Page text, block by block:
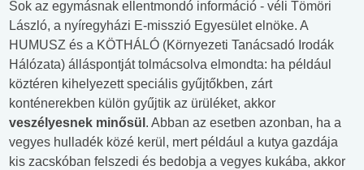
Sok az egymásnak ellentmondó információ - véli Tömöri
László, a nyíregyházi E-misszió Egyesület elnöke. A
HUMUSZ és a KÖTHÁLÓ (Környezeti Tanácsadó Irodák
Hálózata) álláspontját tolmácsolva elmondta: ha például
köztéren kihelyezett speciális gyűjtőkben, zárt
konténerekben külön gyűjtik az ürüléket, akkor
veszélyesnek minősül . Abban az esetben azonban, ha a
vegyes hulladék közé kerül, mert például a kutya gazdája
kis zacskóban felszedi és bedobja a vegyes kukába, akkor